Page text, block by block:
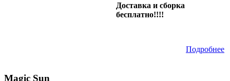
Доставка и сборка
бесплатно!!!!
Подробнее
Magic Sun